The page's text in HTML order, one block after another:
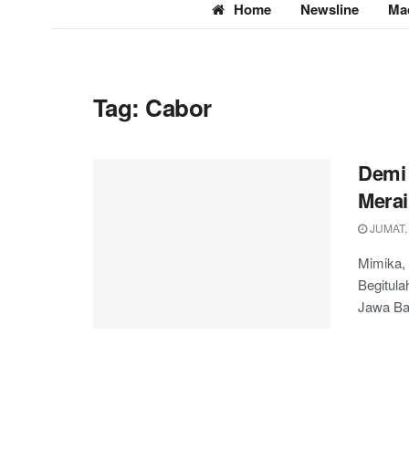
Home Newsline
Tag: Cabor
Jawa